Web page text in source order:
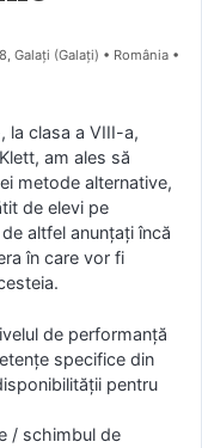
Galați (Galaţi) • România
la clasa a VIII-a,
am ales să
metode alternative,
de elevi pe
altfel anunțați încă
în care vor fi
de performanţă
specifice din
pentru
/ schimbul de